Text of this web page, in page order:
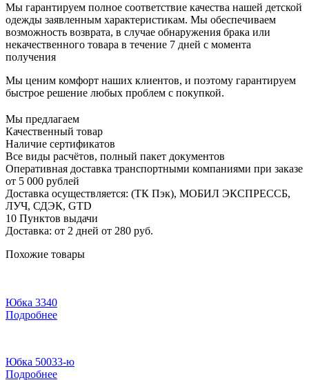
Мы гарантируем полное соответствие качества нашей детской
одежды заявленным характеристикам. Мы обеспечиваем
возможность возврата, в случае обнаружения брака или
некачественного товара в течение 7 дней с момента
получения
Мы ценим комфорт наших клиентов, и поэтому гарантируем
быстрое решение любых проблем с покупкой.
Мы предлагаем
Качественный товар
Наличие сертификатов
Все виды расчётов, полный пакет документов
Оперативная доставка транспортными компаниями при заказе
от 5 000 рублей
Доставка осуществляется: (ТК Пэк), МОБИЛ ЭКСПРЕССБ,
ЛУЧ, СДЭК, GTD
10 Пунктов выдачи
Доставка: от 2 дней от 280 руб.
Похожие товары
Юбка 3340
Подробнее
Юбка 50033-ю
Подробнее